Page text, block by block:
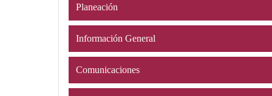
Planeación
Información General
Comunicaciones